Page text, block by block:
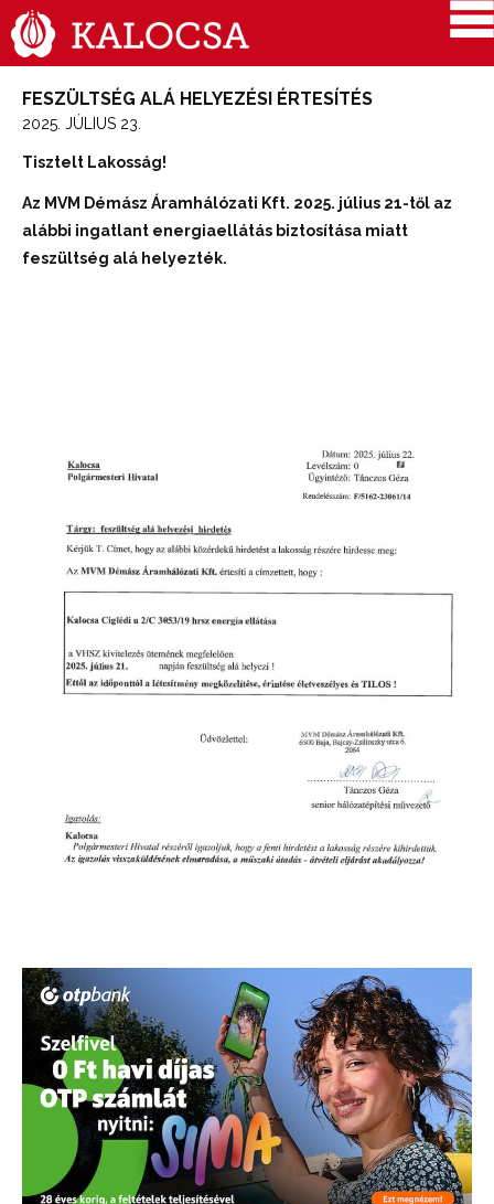
FESZÜLTSÉG ALÁ HELYEZÉSI ÉRTESÍTÉS
2025. JÚLIUS 23.
Tisztelt Lakosság!
Az MVM Démász Áramhálózati Kft. 2025. július 21-től az
alábbi ingatlant energiaellátás biztosítása miatt
feszültség alá helyezték.